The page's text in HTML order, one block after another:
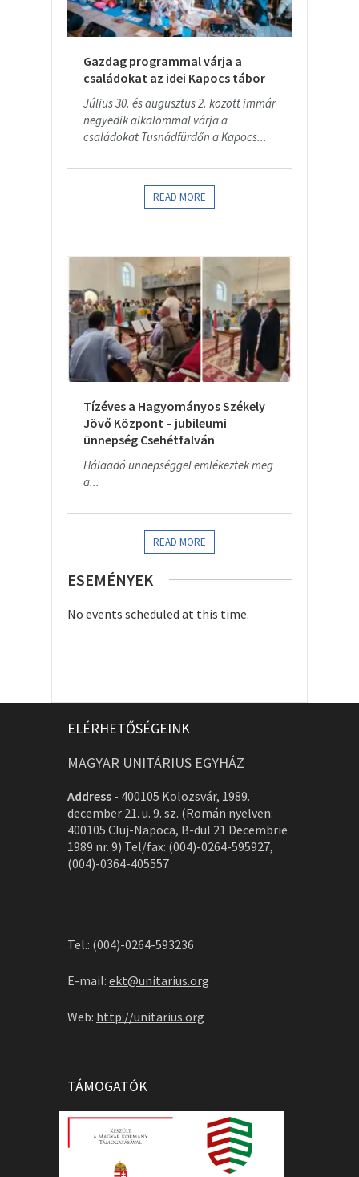
Gazdag programmal várja a
családokat az idei Kapocs tábor
Július 30. és augusztus 2. között immár
negyedik alkalommal várja a
családokat Tusnádfürdőn a Kapocs...
READ MORE
Tízéves a Hagyományos Székely
Jövő Központ – jubileumi
ünnepség Csehétfalván
Hálaadó ünnepséggel emlékeztek meg
a...
READ MORE
ESEMÉNYEK
No events scheduled at this time.
ELÉRHETŐSÉGEINK
MAGYAR UNITÁRIUS EGYHÁZ
Address - 400105 Kolozsvár, 1989.
december 21. u. 9. sz. (Román nyelven:
400105 Cluj-Napoca, B-dul 21 Decembrie
1989 nr. 9) Tel/fax: (004)-0264-595927,
(004)-0364-405557
Tel.: (004)-0264-593236
E-mail: ekt@unitarius.org
Web: http://unitarius.org
TÁMOGATÓK